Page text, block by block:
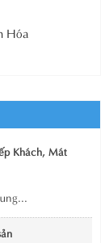
Hóa
Khách, Mát